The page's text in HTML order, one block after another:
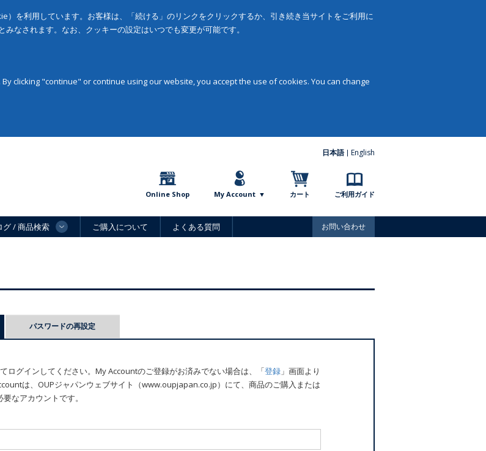
）を利用しています。お客様は、「続ける」のリンクをクリックするか、引き続き当サイトをご利用に
なされます。なお、クッキーの設定はいつでも変更が可能です。
clicking "continue" or continue using our website, you accept the use of cookies. You can change
日本語 English
Online Shop My Account カート ご利用ガイド
グ / 商品検索 ご購入について よくある質問 お問い合わせ
パスワードの再設定
ログインしてください。My Accountのご登録がお済みでない場合は、「登録 」画面より
は、OUPジャパンウェブサイト（www.oupjapan.co.jp）にて、商品のご購入または
なアカウントです。